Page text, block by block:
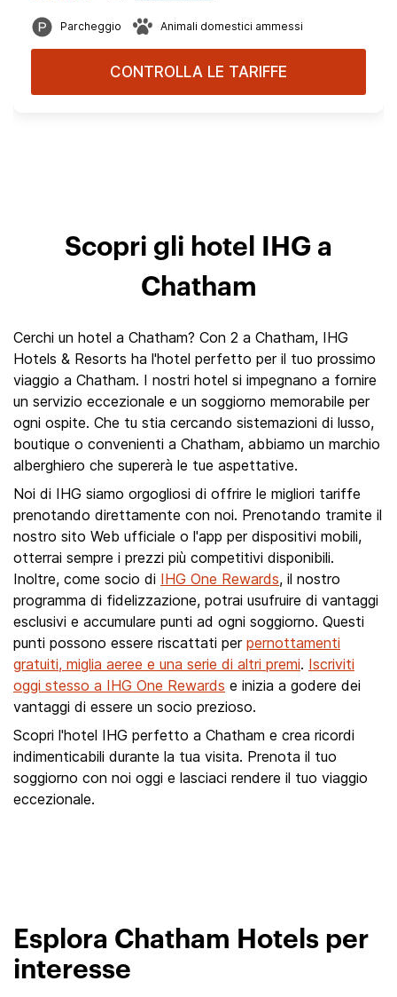
Parcheggio Animali domestici ammessi
CONTROLLA LE TARIFFE
Scopri gli hotel IHG a
Chatham
Cerchi un hotel a Chatham? Con 2 a Chatham, IHG
Hotels & Resorts ha l'hotel perfetto per il tuo prossimo
viaggio a Chatham. I nostri hotel si impegnano a fornire
un servizio eccezionale e un soggiorno memorabile per
ogni ospite. Che tu stia cercando sistemazioni di lusso,
boutique o convenienti a Chatham, abbiamo un marchio
alberghiero che supererà le tue aspettative.
Noi di IHG siamo orgogliosi di offrire le migliori tariffe
prenotando direttamente con noi. Prenotando tramite il
nostro sito Web ufficiale o l'app per dispositivi mobili,
otterrai sempre i prezzi più competitivi disponibili.
Inoltre, come socio di IHG One Rewards, il nostro
programma di fidelizzazione, potrai usufruire di vantaggi
esclusivi e accumulare punti ad ogni soggiorno. Questi
punti possono essere riscattati per pernottamenti
gratuiti, miglia aeree e una serie di altri premi. Iscriviti
oggi stesso a IHG One Rewards e inizia a godere dei
vantaggi di essere un socio prezioso.
Scopri l'hotel IHG perfetto a Chatham e crea ricordi
indimenticabili durante la tua visita. Prenota il tuo
soggiorno con noi oggi e lasciaci rendere il tuo viaggio
eccezionale.
Esplora Chatham Hotels per
interesse